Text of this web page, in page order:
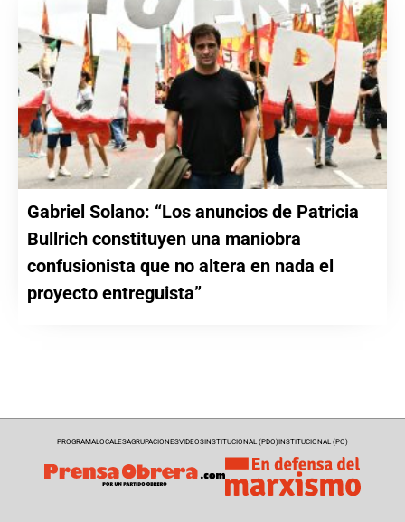
Gabriel Solano: “Los anuncios de Patricia
Bullrich constituyen una maniobra
confusionista que no altera en nada el
proyecto entreguista”
PROGRAMALOCALESAGRUPACIONESVIDEOSINSTITUCIONAL (PDO)INSTITUCIONAL (PO)